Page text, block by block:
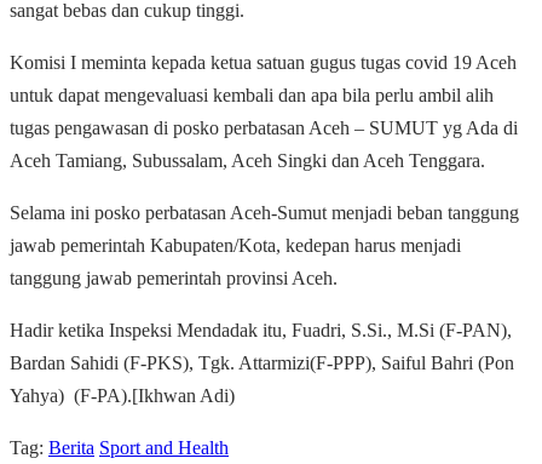
sangat bebas dan cukup tinggi.
Komisi I meminta kepada ketua satuan gugus tugas covid 19 Aceh
untuk dapat mengevaluasi kembali dan apa bila perlu ambil alih
tugas pengawasan di posko perbatasan Aceh – SUMUT yg Ada di
Aceh Tamiang, Subussalam, Aceh Singki dan Aceh Tenggara.
Selama ini posko perbatasan Aceh-Sumut menjadi beban tanggung
jawab pemerintah Kabupaten/Kota, kedepan harus menjadi
tanggung jawab pemerintah provinsi Aceh.
Hadir ketika Inspeksi Mendadak itu, Fuadri, S.Si., M.Si (F-PAN),
Bardan Sahidi (F-PKS), Tgk. Attarmizi(F-PPP), Saiful Bahri (Pon
Yahya) (F-PA).[Ikhwan Adi)
Tag: Berita Sport and Health